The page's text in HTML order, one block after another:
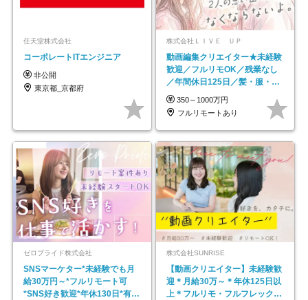
任天堂株式会社
コーポレートITエンジニア
非公開
東京都_京都府
株式会社ＬＩＶＥ ＵＰ
動画編集クリエイター★未経験
歓迎／フルリモOK／残業なし
／年間休日125日／髪・服・ネ
イル自由／研修充実で安心
350～1000万円
フルリモートあり
ゼロプライド株式会社
SNSマーケター*未経験でも月
給30万円～*フルリモート可
*SNS好き歓迎*年休130日*有休
株式会社SUNRISE
【動画クリエイター】未経験歓
迎＊月給30万～＊年休125日以
上＊フルリモ・フルフレックス